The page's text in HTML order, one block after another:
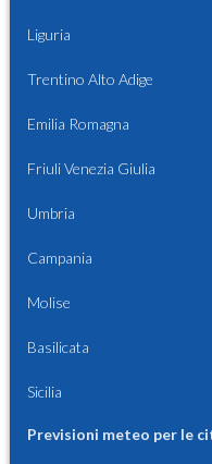
Liguria
Trentino Alto Adige
Emilia Romagna
Friuli Venezia Giulia
Umbria
Campania
Molise
Basilicata
Sicilia
Previsioni meteo per le